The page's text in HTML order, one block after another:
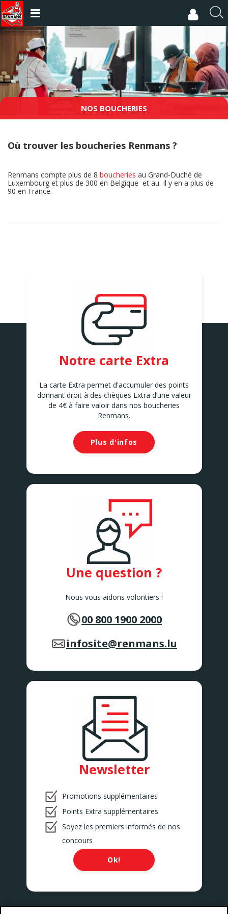
Aller
au
contenu
principal
R
e
c
h
e
r
c
h
r
NOS BOUCHERIES
Où trouver les boucheries Renmans ?
Renmans compte plus de 8 boucheries au Grand-Duché de
Luxembourg et plus de 300 en Belgique et au. Il y en a plus de
90 en France.
Notre carte Extra
La carte Extra permet d'accumuler des points
donnant droit à des chèques Extra d’une valeur
de 4€ à faire valoir dans nos boucheries
Renmans.
Plus d'infos
Une question ?
Nous vous aidons volontiers !
00 800 1900 2000
infosite@renmans.lu
Newsletter
Promotions supplémentaires
Points Extra supplémentaires
Soyez les premiers informés de nos
concours
Ok!